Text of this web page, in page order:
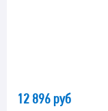
12 896 руб